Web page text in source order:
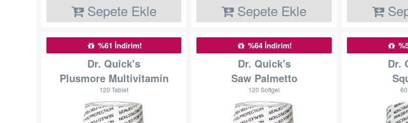
Sepete Ekle
Sepete Ekle
%61 İndirim!
Dr. Quick's
Plusmore Multivitamin
120 Tablet
%64 İndirim!
Dr. Quick's
Saw Palmetto
120 Softgel
Dr.